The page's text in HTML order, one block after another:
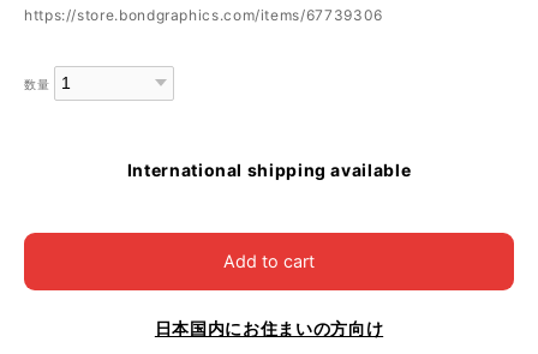
https://store.bondgraphics.com/items/67739306
数量
International shipping available
Add to cart
日本国内にお住まいの方向け